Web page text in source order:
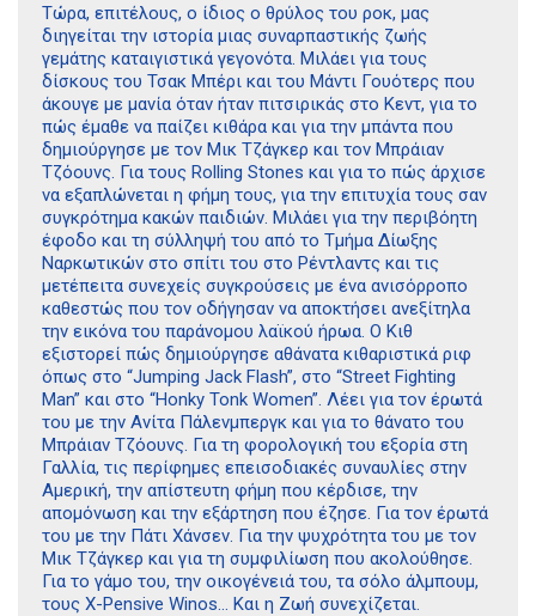
Τώρα, επιτέλους, ο ίδιος ο θρύλος του ροκ, μας
διηγείται την ιστορία μιας συναρπαστικής ζωής
γεμάτης καταιγιστικά γεγονότα. Μιλάει για τους
δίσκους του Τσακ Μπέρι και του Μάντι Γουότερς που
άκουγε με μανία όταν ήταν πιτσιρικάς στο Κεντ, για το
πώς έμαθε να παίζει κιθάρα και για την μπάντα που
δημιούργησε με τον Μικ Τζάγκερ και τον Μπράιαν
Τζόουνς. Για τους Rolling Stones και για το πώς άρχισε
να εξαπλώνεται η φήμη τους, για την επιτυχία τους σαν
συγκρότημα κακών παιδιών. Μιλάει για την περιβόητη
έφοδο και τη σύλληψή του από το Τμήμα Δίωξης
Ναρκωτικών στο σπίτι του στο Ρέντλαντς και τις
μετέπειτα συνεχείς συγκρούσεις με ένα ανισόρροπο
καθεστώς που τον οδήγησαν να αποκτήσει ανεξίτηλα
την εικόνα του παράνομου λαϊκού ήρωα. Ο Κιθ
εξιστορεί πώς δημιούργησε αθάνατα κιθαριστικά ριφ
όπως στο “Jumping Jack Flash”, στο “Street Fighting
Man” και στο “Honky Tonk Women”. Λέει για τον έρωτά
του με την Ανίτα Πάλενμπεργκ και για το θάνατο του
Μπράιαν Τζόουνς. Για τη φορολογική του εξορία στη
Γαλλία, τις περίφημες επεισοδιακές συναυλίες στην
Αμερική, την απίστευτη φήμη που κέρδισε, την
απομόνωση και την εξάρτηση που έζησε. Για τον έρωτά
του με την Πάτι Χάνσεν. Για την ψυχρότητα του με τον
Μικ Τζάγκερ και για τη συμφιλίωση που ακολούθησε.
Για το γάμο του, την οικογένειά του, τα σόλο άλμπουμ,
τους X-Pensive Winos… Και η Ζωή συνεχίζεται.